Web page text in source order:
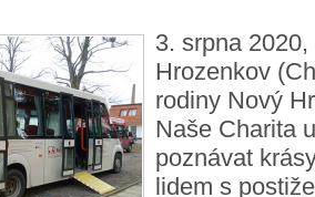
3. srpna
Hrozenkov
rodiny Nový
Naše Charita
poznávat
lidem s